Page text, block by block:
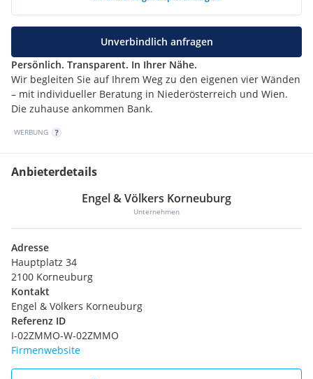
Persönlich. Transparent. In Ihrer Nähe.
Wir begleiten Sie auf Ihrem Weg zu den eigenen vier Wänden
– mit individueller Beratung in Niederösterreich und Wien.
Die zuhause ankommen Bank.
Unverbindlich anfragen
WERBUNG
Anbieterdetails
Engel & Völkers Korneuburg
Unternehmen
Adresse
Hauptplatz 34
2100 Korneuburg
Kontakt
Engel & Völkers Korneuburg
Referenz ID
I-02ZMMO-W-02ZMMO
Firmenwebsite